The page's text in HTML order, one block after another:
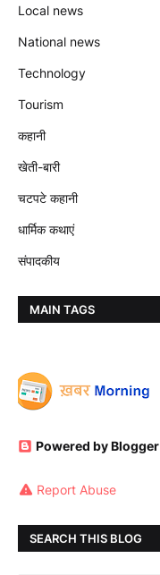
Local news
National news
Technology
Tourism
कहानी
खेती-बारी
चटपटे कहानी
धार्मिक कथाएं
संपादकीय
MAIN TAGS
Powered by Blogger
Report Abuse
SEARCH THIS BLOG